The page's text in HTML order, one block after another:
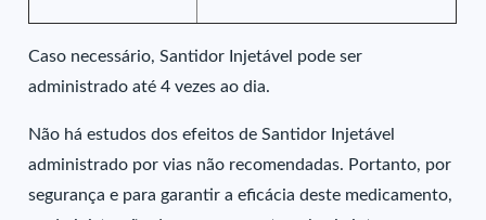
Caso necessário, Santidor Injetável pode ser
administrado até 4 vezes ao dia.
Não há estudos dos efeitos de Santidor Injetável
administrado por vias não recomendadas. Portanto, por
segurança e para garantir a eficácia deste medicamento,